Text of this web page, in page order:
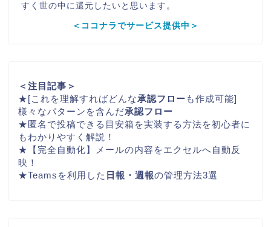
すく世の中に還元したいと思います。
＜ココナラでサービス提供中＞
＜注目記事＞
★[これを理解すればどんな承認フロー も作成可能]
様々なパターンを含んだ承認フロー
★匿名で投稿できる 目安箱 を実装する方法を初心者に
もわかりやすく解説！
★
【完全自動化】メールの内容をエクセルへ自動反
映！
★Teamsを利用した 日報・週報の管理方法3選